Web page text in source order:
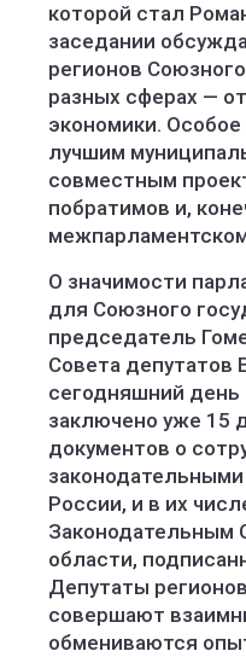
которой стал
заседании
регионов
разных сферах —
экономики.
лучшим
совместным
побратимов и,
О значимости
для Союзного
председатель
Совета депутатов
сегодняшний
заключено уже 15
документов о
России, и в их
Законодательным
области,
Депутаты
совершают
обмениваются